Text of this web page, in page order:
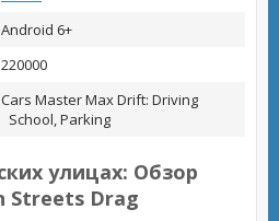
Android 6+
220000
Cars Master Max Drift: Driving
School, Parking
улицах: Обзор
Streets Drag